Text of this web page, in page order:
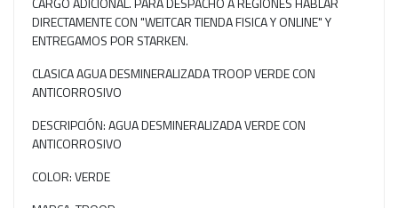
DIRECTAMENTE CON "WEITCAR TIENDA FISICA Y ONLINE" Y
ENTREGAMOS POR STARKEN.
CLASICA AGUA DESMINERALIZADA TROOP VERDE CON
ANTICORROSIVO
DESCRIPCIÓN: AGUA DESMINERALIZADA VERDE CON
ANTICORROSIVO
COLOR: VERDE